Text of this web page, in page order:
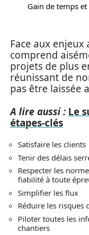
Gain de temps
Face aux enjeux
comprend
projets de plus
réunissant de
pas être laissée
A lire aussi : Le
étapes-clés
Satisfaire les clients
Tenir des délais
Respecter les
fiabilité à toute
Simplifier les flux
Réduire les risques
Piloter toutes les
chantiers